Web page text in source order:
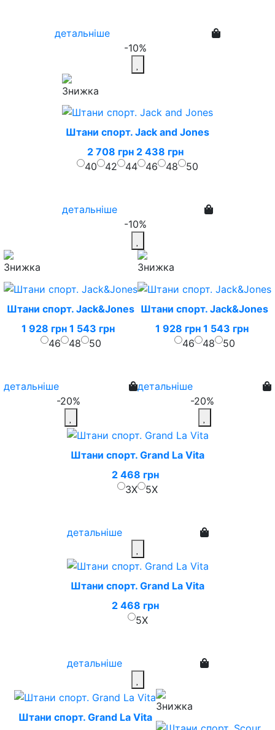
детальніше
-10%
Штани спорт. Jack and Jones
2 708 грн 2 438 грн
40
42 44 46 48 50
детальніше
-10%
Штани спорт. Jack&Jones
1 928 грн 1 543 грн
46
48 50
детальніше
-20%
Штани спорт. Jack&Jones
1 928 грн 1 543 грн
46
48 50
детальніше
-20%
Штани спорт. Grand La Vita
2 468 грн
3X
5X
детальніше
Штани спорт. Grand La Vita
2 468 грн
5X
детальніше
Штани спорт. Grand La Vita